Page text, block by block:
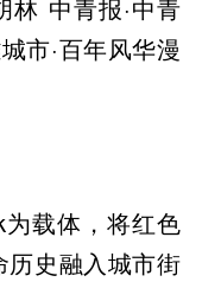
林 中青报·中青
市·百年风华漫
载体，将红色
史融入城市街